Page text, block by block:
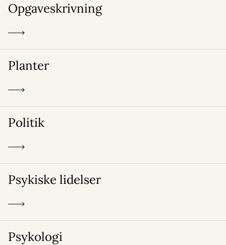
Opgaveskrivning
Planter
Politik
Psykiske lidelser
Psykologi